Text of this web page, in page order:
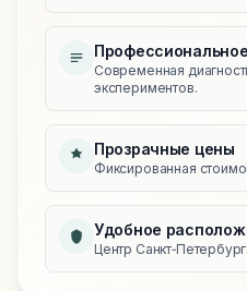
Современная
экспериментов.
Прозрачные цены
Фиксированная
Удобное
Центр